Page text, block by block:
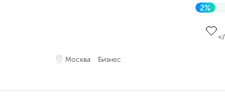
Москва Бизнес
2%